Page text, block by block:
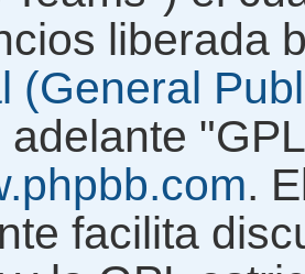
liberada
(General
adelante
.
facilita